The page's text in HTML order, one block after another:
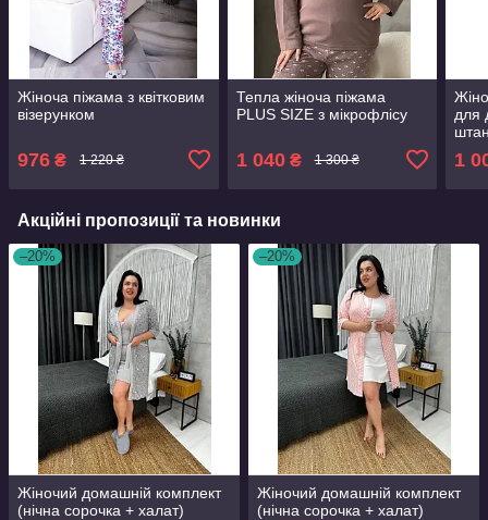
Жіноча піжама з квітковим
візерунком
976 ₴ 1 220 ₴
Тепла жіноча піжама
PLUS SIZE з мікрофлісу
1 040₴ 1 300 ₴
для
1
Акційні пропозиції та новинки
–20%
Жіночий домашній комплект
(нічна сорочка + халат)
–20%
Жіночий домашній комплект
(нічна сорочка + халат)